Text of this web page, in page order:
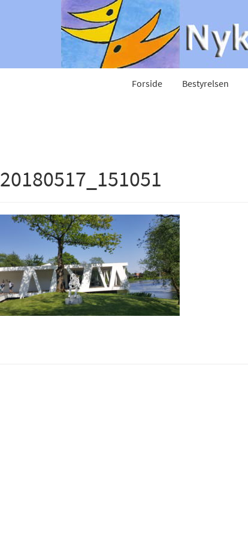
Forside Bestyrelsen
20180517_151051